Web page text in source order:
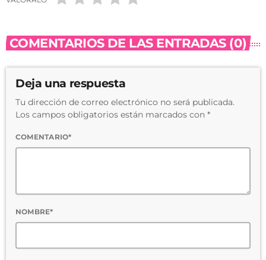
COMENTARIOS DE LAS ENTRADAS (0)
Deja una respuesta
Tu dirección de correo electrónico no será publicada.
Los campos obligatorios están marcados con *
COMENTARIO*
NOMBRE*